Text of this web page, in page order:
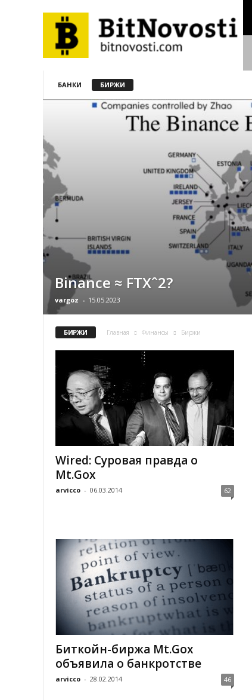
БАНКИ БИРЖИ
Binance ≈ FTXˆ2?
vargoz - 15.05.2023
БИРЖИ Главная Финансы Биржи
Wired: Суровая правда о
Mt.Gox
arvicco - 06.03.2014 62
Биткойн-биржа Mt.Gox
объявила о банкротстве
arvicco - 28.02.2014 46